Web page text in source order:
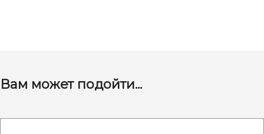
Вам может подойти...